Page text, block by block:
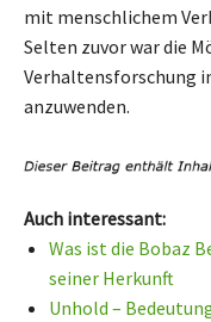
mit menschlichem
Selten zuvor war die
Verhaltensforschung
anzuwenden.
Auch interessant:
Was ist die Bobaz
seiner Herkunft
Unhold –